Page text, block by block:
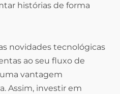
histórias de forma
novidades tecnológicas
ao seu fluxo de
vantagem
Assim, investir em